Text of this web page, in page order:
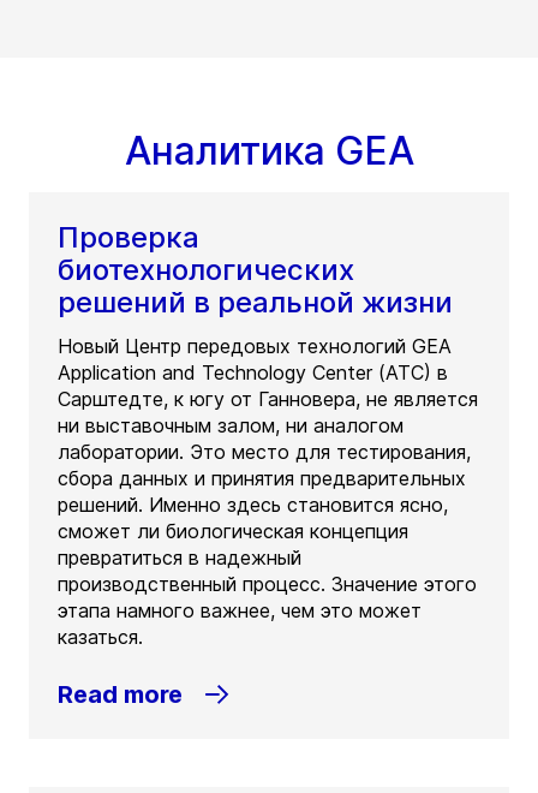
Аналитика GEA
Проверка
биотехнологических
решений в реальной жизни
Новый Центр передовых технологий GEA
Application and Technology Center (ATC) в
Сарштедте, к югу от Ганновера, не является
ни выставочным залом, ни аналогом
лаборатории. Это место для тестирования,
сбора данных и принятия предварительных
решений. Именно здесь становится ясно,
сможет ли биологическая концепция
превратиться в надежный
производственный процесс. Значение этого
этапа намного важнее, чем это может
казаться.
Read more